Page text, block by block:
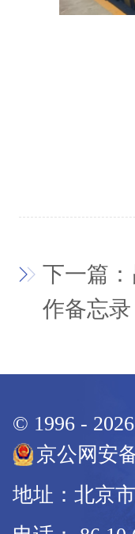
下一篇
作备忘录
© 1996 - 2026
京公网安
地址：北京